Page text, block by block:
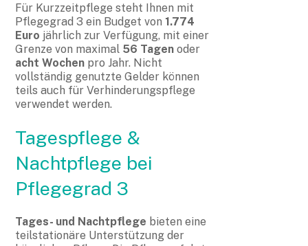
Für Kurzzeitpflege steht Ihnen mit
Pflegegrad 3 ein Budget von 1.774
Euro jährlich zur Verfügung, mit einer
Grenze von maximal 56 Tagen oder
acht Wochen pro Jahr. Nicht
vollständig genutzte Gelder können
teils auch für Verhinderungspflege
verwendet werden.
Tagespflege &
Nachtpflege bei
Pflegegrad 3
Tages- und Nachtpflege bieten eine
teilstationäre Unterstützung der